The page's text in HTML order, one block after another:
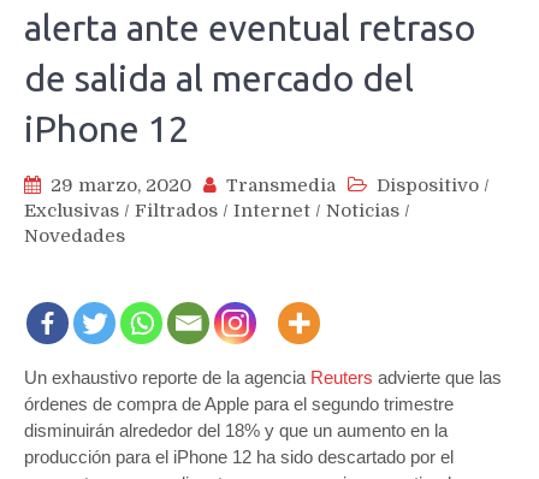
alerta ante eventual retraso
de salida al mercado del
iPhone 12
29 marzo, 2020 Transmedia Dispositivo /
Exclusivas / Filtrados / Internet / Noticias /
Novedades
Un exhaustivo reporte de la agencia Reuters advierte que las
órdenes de compra de Apple para el segundo trimestre
disminuirán alrededor del 18% y que un aumento en la
producción para el iPhone 12 ha sido descartado por el